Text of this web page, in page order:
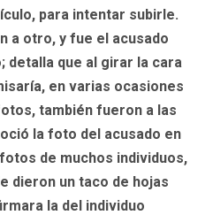
para intentar subirle.
a otro, y fue el acusado
detalla que al girar la cara
en varias ocasiones
también fueron a las
la foto del acusado en
de muchos individuos,
dieron un taco de hojas
la del individuo